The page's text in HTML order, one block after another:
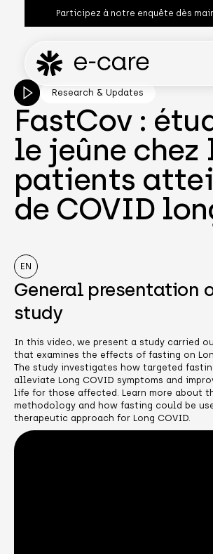
Participez à notre enquête dès
Research & Updates
FastCov :
le jeûne chez
patients
de COVID
EN
General presentation
study
In this video, we present a study carried
that examines the effects of fasting on
The study investigates how targeted
alleviate Long COVID symptoms and
life for those affected. Learn more about
methodology and how fasting could be
therapeutic approach for Long COVID.